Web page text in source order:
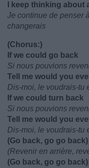
I keep thinking
Je continue de penser
changerais
(Chorus:)
If we could go back
Si nous pouvions
Tell me would you
Dis-moi, le voudrais-tu
If we could turn back
Si nous pouvions
Tell me would you
Dis-moi, le voudrais-tu
(Go back, go go back)
(Revenir en arrière,
(Go back, go go back)